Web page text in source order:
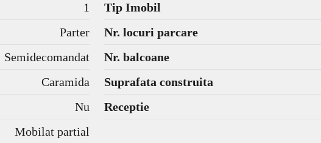
1 Tip Imobil
Parter Nr. locuri parcare
Semidecomandat Nr. balcoane
Caramida Suprafata construita
Nu Receptie
Mobilat partial